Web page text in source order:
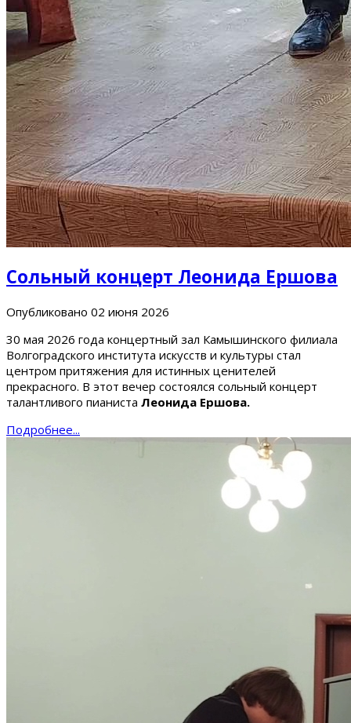
Сольный концерт Леонида Ершова
Опубликовано 02 июня 2026
30 мая 2026 года концертный зал Камышинского филиала
Волгоградского института искусств и культуры стал
центром притяжения для истинных ценителей
прекрасного. В этот вечер состоялся сольный концерт
талантливого пианиста Леонида Ершова.
Подробнее...